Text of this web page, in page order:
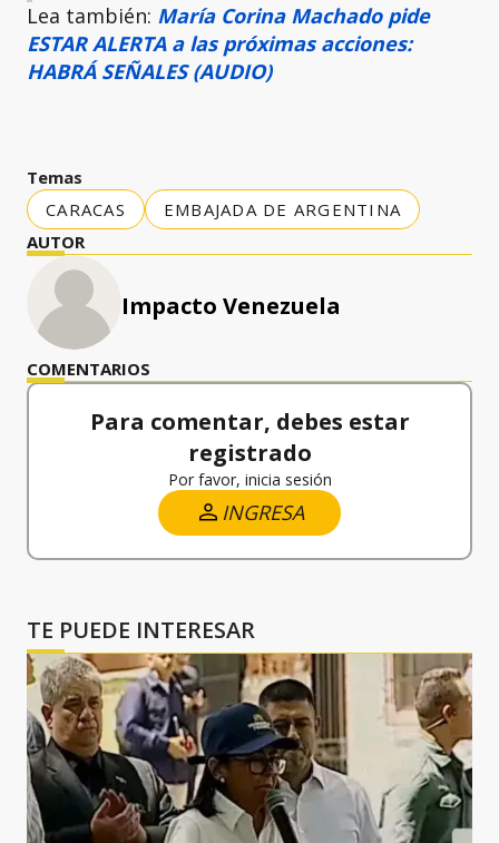
Lea también: María Corina Machado pide
ESTAR ALERTA a las próximas acciones:
HABRÁ SEÑALES (AUDIO)
Temas
CARACAS
EMBAJADA DE ARGENTINA
AUTOR
Impacto Venezuela
COMENTARIOS
Para comentar, debes estar
registrado
Por favor, inicia sesión
INGRESA
TE PUEDE INTERESAR